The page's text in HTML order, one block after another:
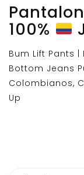
100%
Bum Lift Pants
Bottom Jeans
Colombianos,
Up